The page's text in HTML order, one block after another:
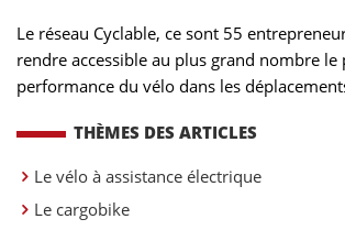
Le réseau Cyclable, ce sont 55
rendre accessible au plus grand nombre le
performance du vélo dans les
THÈMES DES ARTICLES
Le vélo à assistance électrique
Le cargobike